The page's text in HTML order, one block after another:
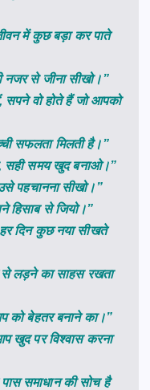
में कुछ बड़ा कर पाते
नजर से जीना सीखो।”
सपने वो होते हैं जो आपको
सफलता मिलती है।”
सही समय खुद बनाओ।”
पहचानना सीखो।”
हिसाब से जियो।”
दिन कुछ नया सीखते
से लड़ने का साहस रखता
को बेहतर बनाने का।”
खुद पर विश्वास करना
समाधान की सोच है